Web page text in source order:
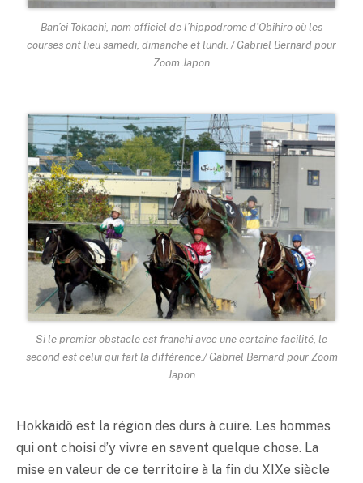
Ban’ei Tokachi, nom officiel de l’hippodrome d’Obihiro où les
courses ont lieu samedi, dimanche et lundi. / Gabriel Bernard pour
Zoom Japon
Si le premier obstacle est franchi avec une certaine facilité, le
second est celui qui fait la différence./ Gabriel Bernard pour Zoom
Japon
Hokkaidô est la région des durs à cuire. Les hommes
qui ont choisi d’y vivre en savent quelque chose. La
mise en valeur de ce territoire à la fin du XIXe siècle